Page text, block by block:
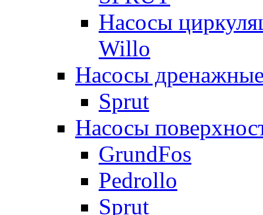
Насосы
Willo
Насосы
Sprut
Насосы
GrundFos
Pedrollo
Sprut